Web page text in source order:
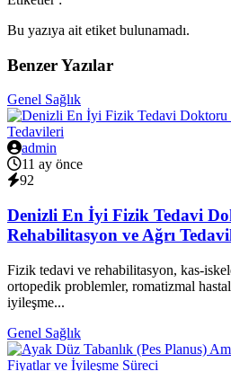
Bu yazıya ait etiket bulunamadı.
Benzer Yazılar
Genel Sağlık
admin
11 ay önce
92
Denizli En İyi Fizik Tedavi
Rehabilitasyon ve Ağrı
Fizik tedavi ve rehabilitasyon, kas-
ortopedik problemler, romatizmal
iyileşme...
Genel Sağlık